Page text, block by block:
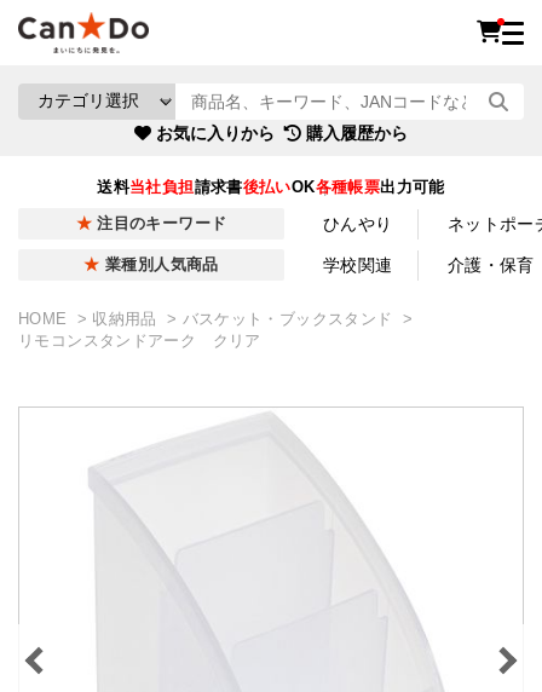
お気に入りから 購入履歴から
送料当社負担請求書後払いOK各種帳票出力可能
注目のキーワード ひんやり ネットポー
業種別人気商品 学校関連 介護・保育
HOME 収納用品
バスケット・ブックスタンド
リモコンスタンドアーク クリア